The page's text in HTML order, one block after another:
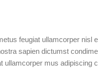
feugiat ullamcorper nisl
sapien dictumst
ullamcorper mus adipiscing